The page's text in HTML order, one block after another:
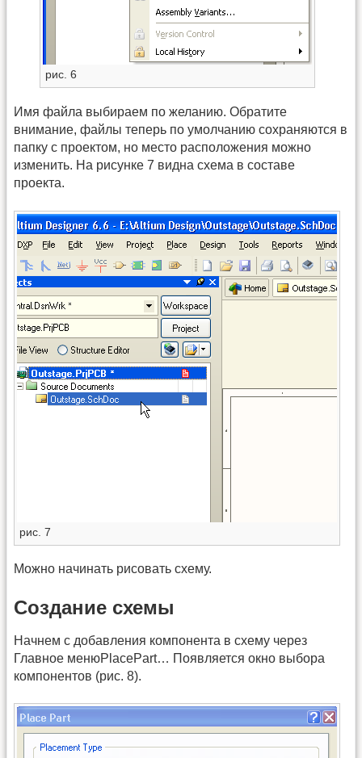
рис. 6
Имя файла выбираем по желанию. Обратите
внимание, файлы теперь по умолчанию сохраняются в
папку с проектом, но место расположения можно
изменить. На рисунке 7 видна схема в составе
проекта.
рис. 7
Можно начинать рисовать схему.
Создание схемы
Начнем с добавления компонента в схему через
Главное менюPlacePart… Появляется окно выбора
компонентов (рис. 8).